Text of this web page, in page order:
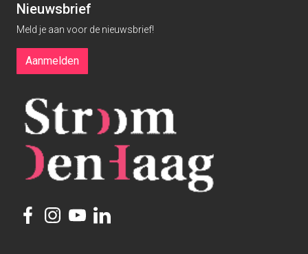
Nieuwsbrief
Meld je aan voor de nieuwsbrief!
Aanmelden